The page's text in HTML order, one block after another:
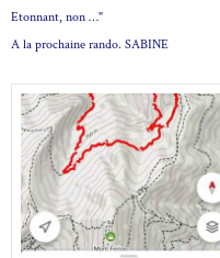
Etonnant, non …"
A la prochaine rando. SABINE